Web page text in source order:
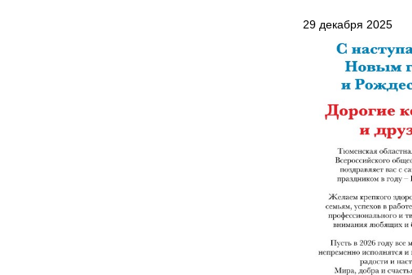
29 декабря 2025